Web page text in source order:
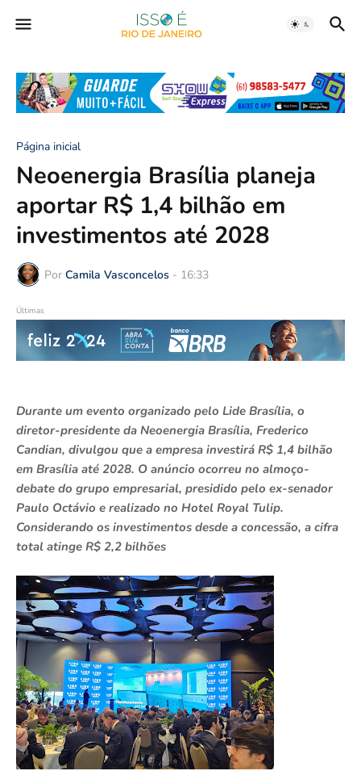
Página inicial
Neoenergia Brasília planeja
aportar R$ 1,4 bilhão em
investimentos até 2028
Por Camila Vasconcelos - 16:33
Últimas
Durante um evento organizado pelo Lide Brasília, o
diretor-presidente da Neoenergia Brasília, Frederico
Candian, divulgou que a empresa investirá R$ 1,4 bilhão
em Brasília até 2028. O anúncio ocorreu no almoço-
debate do grupo empresarial, presidido pelo ex-senador
Paulo Octávio e realizado no Hotel Royal Tulip.
Considerando os investimentos desde a concessão, a cifra
total atinge R$ 2,2 bilhões